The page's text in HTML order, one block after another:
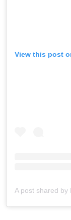
View this post
A post shared by